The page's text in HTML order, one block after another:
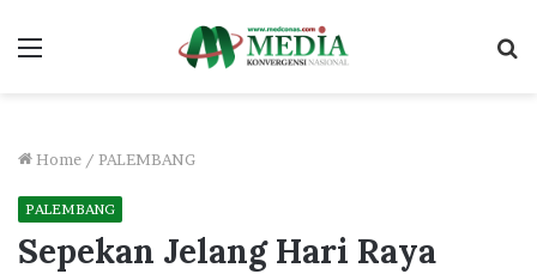
Menu
Home / PALEMBANG
PALEMBANG
Sepekan Jelang Hari Raya